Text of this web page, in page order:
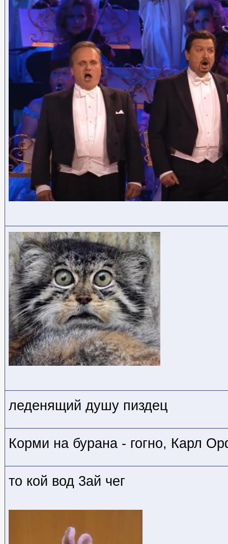
леденящий душу пиздец
Корми на бурана - гогно, Карл
то кой вод 3ай чег